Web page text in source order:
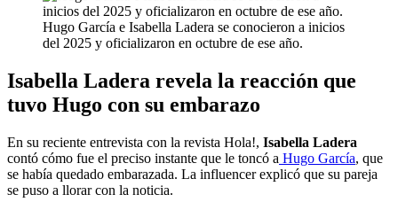
Hugo García e Isabella Ladera se conocieron a inicios
del 2025 y oficializaron en octubre de ese año.
Isabella Ladera revela la reacción que
tuvo Hugo con su embarazo
En su reciente entrevista con la revista Hola!, Isabella Ladera
contó cómo fue el preciso instante que le toncó a Hugo García, que
se había quedado embarazada. La influencer explicó que su pareja
se puso a llorar con la noticia.